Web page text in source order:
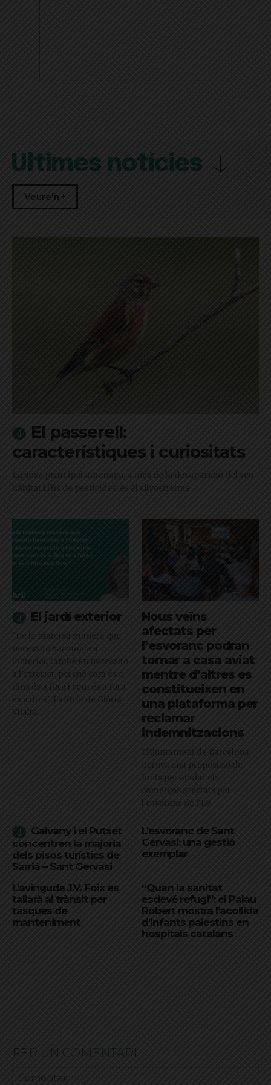
Últimes notícies
Veure'n +
El passerell:
característiques i curiositats
La seva principal amenaça, a més de la desaparició del seu
hàbitat i l'ús de pesticides, és el silvestrisme
El jardí exterior
"De la mateixa manera que
necessito harmonia a
l’interior, també en necessito
a l’exterior, perquè com és a
dins és a fora i com és a fora
és a dins": l'article de Glòria
Vilalta
Nous veïns
afectats per
l’esvoranc podran
tornar a casa aviat
mentre d’altres es
constitueixen en
una plataforma per
reclamar
indemnitzacions
L’Ajuntament de Barcelona
aprova una proposició de
Junts per ajudar els
comerços afectats per
l'esvoranc de l'L9
Galvany i el Putxet
concentren la majoria
dels pisos turístics de
Sarrià – Sant Gervasi
L’esvoranc de Sant
Gervasi: una gestió
exemplar
L’avinguda J.V. Foix es
tallarà al trànsit per
tasques de
manteniment
“Quan la sanitat
esdevé refugi”: el Palau
Robert mostra l’acollida
d’infants palestins en
hospitals catalans
FER UN COMENTARI